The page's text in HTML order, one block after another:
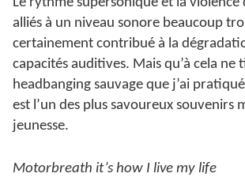
alliés à un niveau sonore beaucoup
certainement contribué à la
capacités auditives. Mais qu’à cela ne
headbanging sauvage que j’ai
est l’un des plus savoureux souvenirs
jeunesse.
Motorbreath it’s how I live my life